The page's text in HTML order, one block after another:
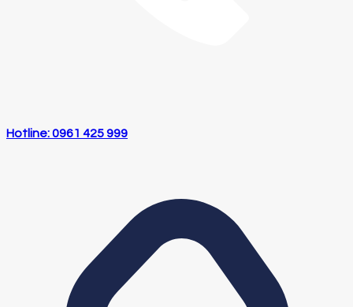
Hotline: 0961 425 999